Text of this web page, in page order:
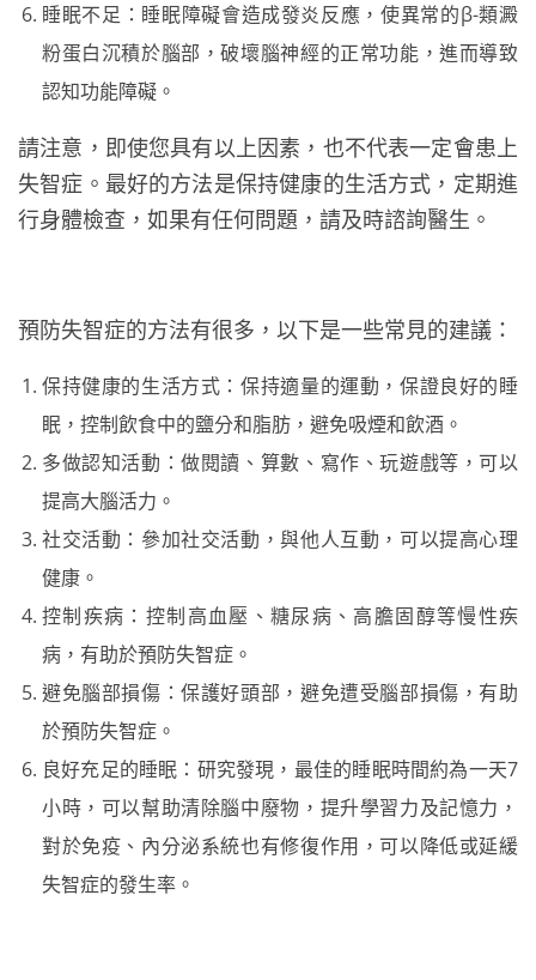
睡眠不足：睡眠障礙會造成發炎反應，使異常的β-類澱
粉蛋白沉積於腦部，破壞腦神經的正常功能，進而導致
認知功能障礙。
請注意，即使您具有以上因素，也不代表一定會患上
失智症。最好的方法是保持健康的生活方式，定期進
行身體檢查，如果有任何問題，請及時諮詢醫生。
預防失智症的方法有很多，以下是一些常見的建議：
保持健康的生活方式：保持適量的運動，保證良好的睡
眠，控制飲食中的鹽分和脂肪，避免吸煙和飲酒。
多做認知活動：做閱讀、算數、寫作、玩遊戲等，可以
提高大腦活力。
社交活動：參加社交活動，與他人互動，可以提高心理
健康。
控制疾病：控制高血壓、糖尿病、高膽固醇等慢性疾
病，有助於預防失智症。
避免腦部損傷：保護好頭部，避免遭受腦部損傷，有助
於預防失智症。
良好充足的睡眠：研究發現，最佳的睡眠時間約為一天7
小時，可以幫助清除腦中廢物，提升學習力及記憶力，
對於免疫、內分泌系統也有修復作用，可以降低或延緩
失智症的發生率。